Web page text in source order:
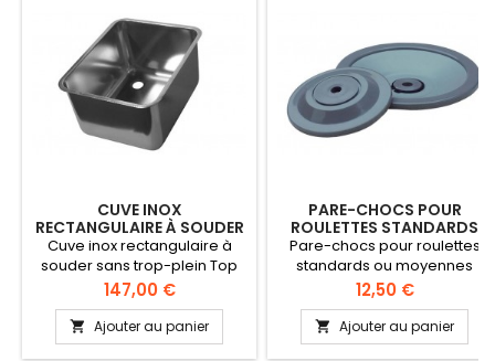
CUVE INOX
RECTANGULAIRE À SOUDER
SANS TROP-PLEIN
Cuve inox rectangulaire à
souder sans trop-plein Top
Line cuve rectangulaire à
souder sans trop-plein.
Evacuation 1" 1/2 droite ou
gauche. Doit être équipée
Prix
147,00 €
 Ajouter au panier
PARE-CHOCS POUR
ROULETTES STANDARDS
OU MOYENNES
Pare-chocs pour roulettes
standards ou moyennes
Caoutchouc gris Renforcé
Diamètre 125 mm ou 180 mm
Prix
12,50 €
 Ajouter au panier